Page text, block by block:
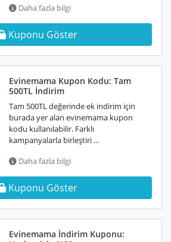
Daha fazla bilgi
Kuponu Göster
Evinemama Kupon Kodu: Tam
500TL İndirim
Tam 500TL değerinde ek indirim için
burada yer alan evinemama kupon
kodu kullanılabilir. Farklı
kampanyalarla birleştiri ...
Daha fazla bilgi
Kuponu Göster
Evinemama İndirim Kuponu: